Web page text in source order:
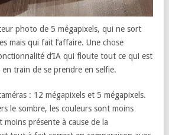
photo de 5 mégapixels, qui ne sort
mais qui fait l’affaire. Une chose
d’IA qui floute tout ce qui est
train de se prendre en selfie.
: 12 mégapixels et 5 mégapixels.
le sombre, les couleurs sont moins
présente à cause de la